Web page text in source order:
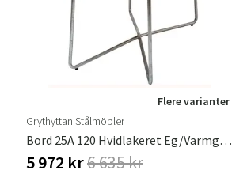
Flere varianter
Grythyttan Stålmöbler
Bord 25A 120 Hvidlakeret Eg/Varmgalvaniseret Understel Grythyttan Stålmöbler
5 972 kr6 635 kr